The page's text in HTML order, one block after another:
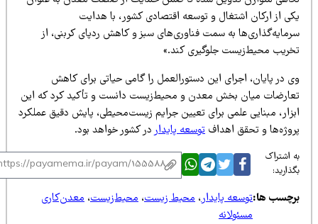
از ارکان اشتغال و توسعه اقتصادی کشور، با هدایت
به سمت فناوری‌های سبز و کاهش ردپای کربنی، از
محیط‌زیست جلوگیری کند.»
در پایان، اجرای این دستورالعمل را گامی حیاتی برای کاهش
میان بخش معدن و محیط‌زیست دانست و تأکید کرد که این
مبنایی علمی برای تعیین جرایم زیست‌محیطی، پایش دقیق عملکرد
و تحقق اهدافتوسعه پایداردر کشور خواهد بود.
اشتراک
ها:توسعه پایدار،محیط زیست،محیط‌زیست،معدن‌کاری
مسئولانه